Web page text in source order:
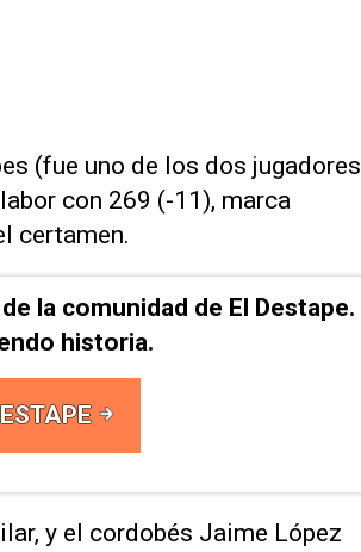
(fue uno de los dos jugadores
con 269 (-11), marca
certamen.
la comunidad de El Destape.
historia.
y el cordobés Jaime López